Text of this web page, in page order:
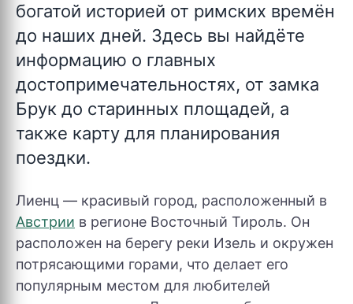
богатой историей от римских времён
до наших дней. Здесь вы найдёте
информацию о главных
достопримечательностях, от замка
Брук до старинных площадей, а
также карту для планирования
поездки.
Лиенц — красивый город, расположенный в
Австрии в регионе Восточный Тироль. Он
расположен на берегу реки Изель и окружен
потрясающими горами, что делает его
популярным местом для любителей